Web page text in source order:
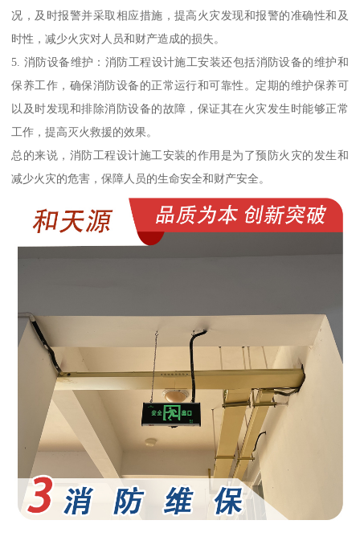
况，及时报警并采取相应措施，提高火灾发现和报警的准确性和及
时性，减少火灾对人员和财产造成的损失。
5. 消防设备维护：消防工程设计施工安装还包括消防设备的维护和
保养工作，确保消防设备的正常运行和可靠性。定期的维护保养可
以及时发现和排除消防设备的故障，保证其在火灾发生时能够正常
工作，提高灭火救援的效果。
总的来说，消防工程设计施工安装的作用是为了预防火灾的发生和
减少火灾的危害，保障人员的生命安全和财产安全。